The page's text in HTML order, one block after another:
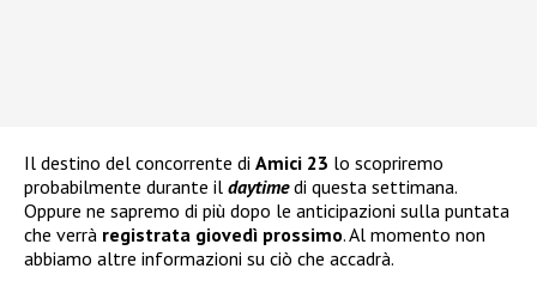
Il destino del concorrente di Amici 23 lo scopriremo
probabilmente durante il daytimedi questa settimana.
Oppure ne sapremo di più dopo le anticipazioni sulla puntata
che verrà registrata giovedì prossimo. Al momento non
abbiamo altre informazioni su ciò che accadrà.